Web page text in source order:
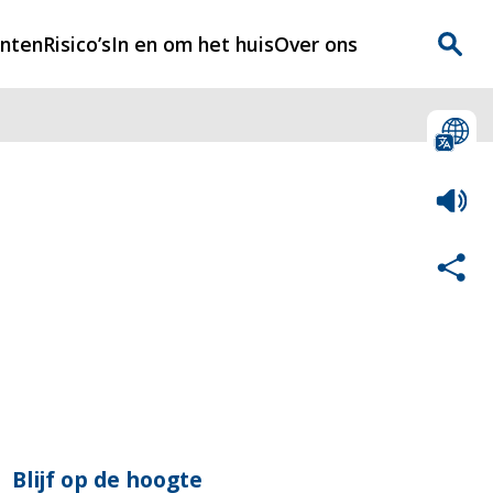
Risico’sIn en om het huisOver ons
Blijf op de hoogte